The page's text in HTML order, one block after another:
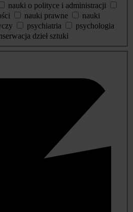
nauki o polityce i administracji
nauki prawne
nauki
psychiatria
psychologia
dzieł sztuki